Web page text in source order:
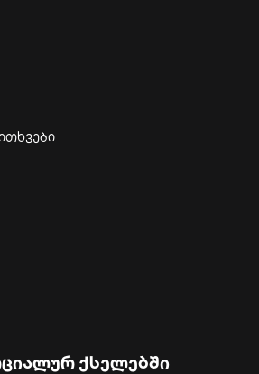
ქსელებში